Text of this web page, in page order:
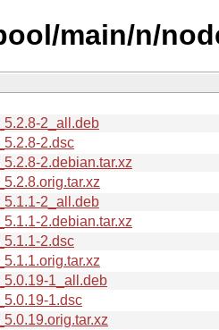
main/n/
2_all.deb
2.dsc
2.debian.tar.xz
2_all.deb
2.debian.tar.xz
2.dsc
1_all.deb
1.dsc